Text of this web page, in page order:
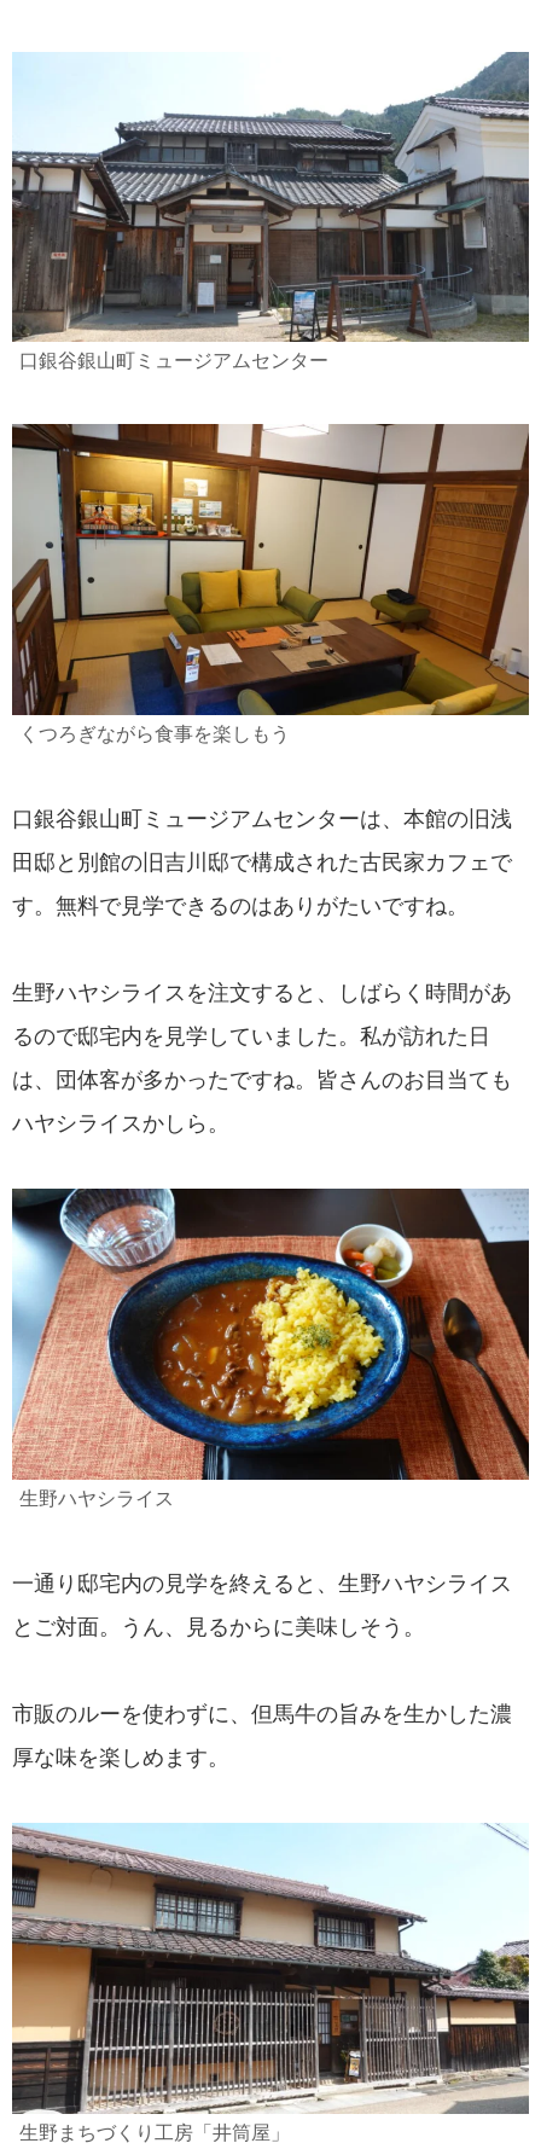
口銀谷銀山町ミュージアムセンター
くつろぎながら食事を楽しもう
口銀谷銀山町ミュージアムセンターは、本館の旧浅
田邸と別館の旧吉川邸で構成された古民家カフェで
す。無料で見学できるのはありがたいですね。
生野ハヤシライスを注文すると、しばらく時間があ
るので邸宅内を見学していました。私が訪れた日
は、団体客が多かったですね。皆さんのお目当ても
ハヤシライスかしら。
生野ハヤシライス
一通り邸宅内の見学を終えると、生野ハヤシライス
とご対面。うん、見るからに美味しそう。
市販のルーを使わずに、但馬牛の旨みを生かした濃
厚な味を楽しめます。
生野まちづくり工房「井筒屋」